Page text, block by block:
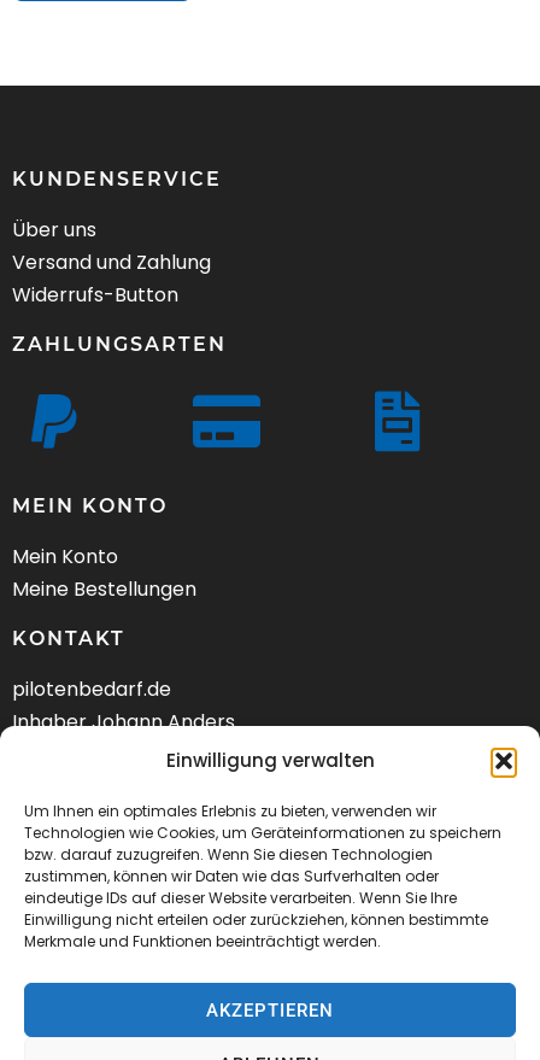
Einwilligung verwalten
Um Ihnen ein optimales Erlebnis zu bieten, verwenden wir
Technologien wie Cookies, um Geräteinformationen zu speichern
bzw. darauf zuzugreifen. Wenn Sie diesen Technologien
zustimmen, können wir Daten wie das Surfverhalten oder
eindeutige IDs auf dieser Website verarbeiten. Wenn Sie Ihre
Einwilligung nicht erteilen oder zurückziehen, können bestimmte
Merkmale und Funktionen beeinträchtigt werden.
AKZEPTIEREN
KUNDENSERVICE
Über uns
Versand und Zahlung
Widerrufs-Button
ZAHLUNGSARTEN
MEIN KONTO
Mein Konto
Meine Bestellungen
KONTAKT
pilotenbedarf.de
Inhaber Johann Anders
Am Schwarzen Berg 58
Tel.: +49 (04141) 9288240
Mail:kontakt@pilotenbedarf.de
© 2026 Pilotenbedarf.de